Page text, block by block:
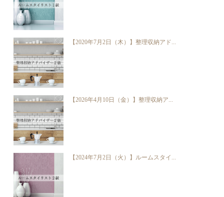
【2020年7月2日（木）】整理収納アド...
【2026年4月10日（金）】整理収納ア...
【2024年7月2日（火）】ルームスタイ...